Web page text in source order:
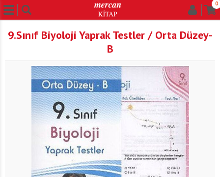
0
9.Sınıf Biyoloji Yaprak Testler / Orta Düzey-
B